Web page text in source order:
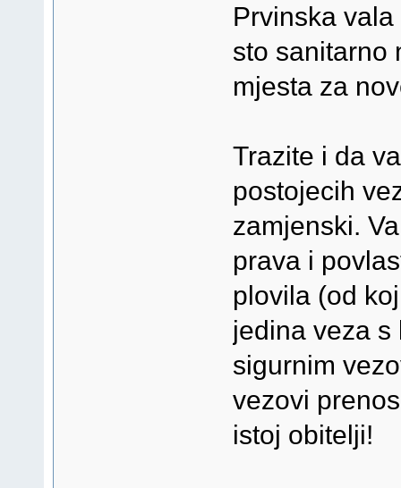
Prvinska
sto sanitarno
mjesta za
Trazite i da
postojecih
zamjenski.
prava i
plovila (od
jedina veza s
sigurnim
vezovi
istoj obitelji!